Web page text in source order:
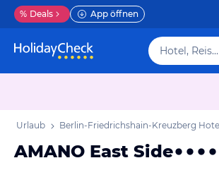
% Deals App öffnen
Hotel, Reiseziel
Urlaub Berlin-Friedrichshain-Kreuzberg
AMANO East Side